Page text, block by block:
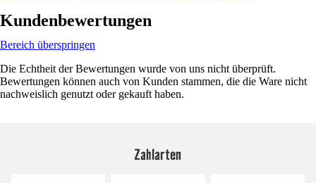
Kundenbewertungen
Bereich überspringen
Die Echtheit der Bewertungen wurde von uns nicht überprüft.
Bewertungen können auch von Kunden stammen, die die Ware nicht
nachweislich genutzt oder gekauft haben.
Zahlarten